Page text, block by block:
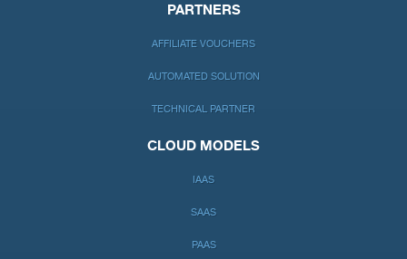
PARTNERS
AFFILIATE VOUCHERS
AUTOMATED SOLUTION
TECHNICAL PARTNER
CLOUD MODELS
IAAS
SAAS
PAAS